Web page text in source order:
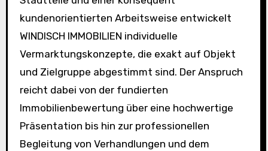
kundenorientierten Arbeitsweise entwickelt
WINDISCH IMMOBILIEN individuelle
Vermarktungskonzepte, die exakt auf Objekt
und Zielgruppe abgestimmt sind. Der Anspruch
reicht dabei von der fundierten
Immobilienbewertung über eine hochwertige
Präsentation bis hin zur professionellen
Begleitung von Verhandlungen und dem